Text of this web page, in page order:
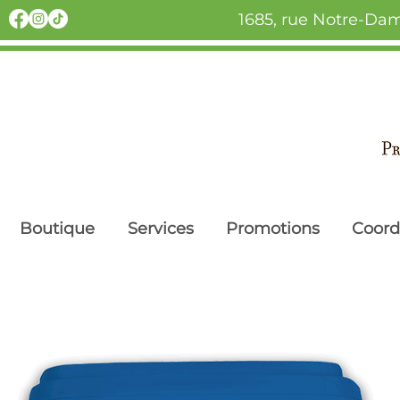
1685, rue Notre-
Boutique Services Promotions